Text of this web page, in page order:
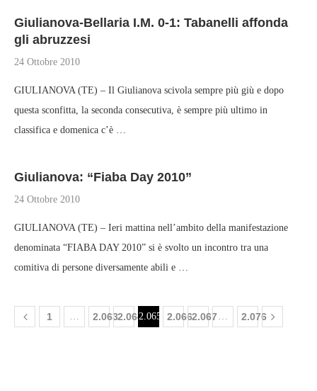
Giulianova-Bellaria I.M. 0-1: Tabanelli affonda
gli abruzzesi
24 Ottobre 2010
GIULIANOVA (TE) – Il Giulianova scivola sempre più giù e dopo
questa sconfitta, la seconda consecutiva, è sempre più ultimo in
classifica e domenica c’è …
Giulianova: “Fiaba Day 2010”
24 Ottobre 2010
GIULIANOVA (TE) – Ieri mattina nell’ambito della manifestazione
denominata “FIABA DAY 2010” si è svolto un incontro tra una
comitiva di persone diversamente abili e …
1 … 2.0632.0642.065 2.0662.067 … 2.076